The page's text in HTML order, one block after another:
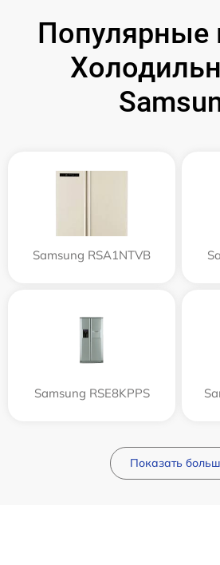
Популярные
Samsung RSA1NTVB
Samsung RSE8KPPS
Показать